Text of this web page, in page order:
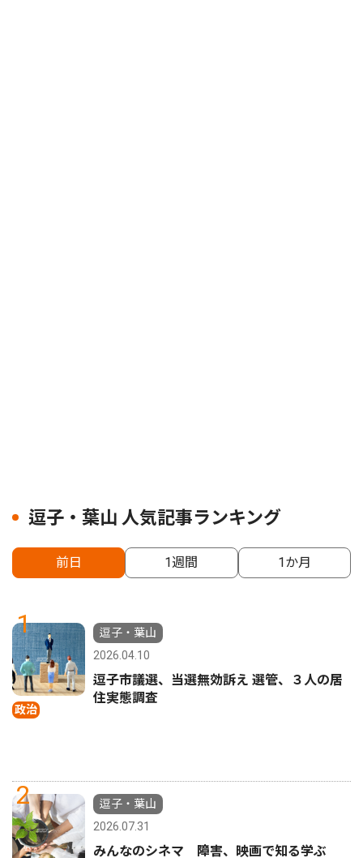
逗子・葉山 人気記事ランキング
前日 1週間 1か月
1
政治
逗子・葉山
2026.04.10
逗子市議選、当選無効訴え 選管、３人の居
住実態調査
2
逗子・葉山
2026.07.31
みんなのシネマ 障害、映画で知る学ぶ